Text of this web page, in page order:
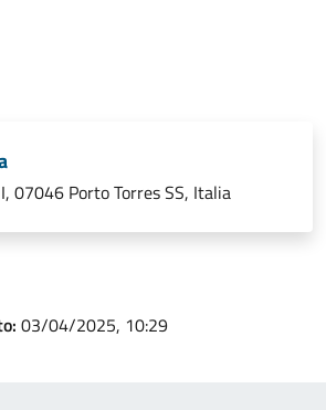
07046 Porto Torres SS, Italia
03/04/2025, 10:29